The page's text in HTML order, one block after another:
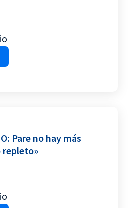
Pare no hay más
repleto»